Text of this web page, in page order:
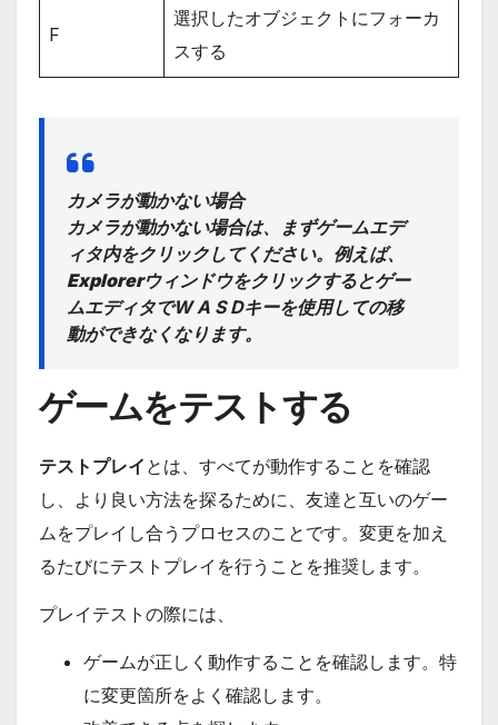
F
選択したオブジェクトにフォーカ
スする
カメラが動かない場合
カメラが動かない場合は、まずゲームエデ
ィタ内をクリックしてください。例えば、
Explorerウィンドウをクリックするとゲー
ムエディタでW A S Dキーを使用しての移
動ができなくなります。
ゲームをテストする
テストプレイ とは、すべてが動作することを確認
し、より良い方法を探るために、友達と互いのゲー
ムをプレイし合うプロセスのことです。変更を加え
るたびにテストプレイを行うことを推奨します。
プレイテストの際には、
ゲームが正しく動作することを確認します。特
に変更箇所をよく確認します。